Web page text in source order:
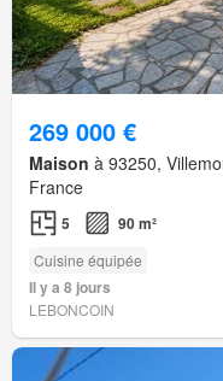
269 000 €
Maison à 93250,
France
5 90 m²
Cuisine équipée
Il y a 8 jours
LEBONCOIN